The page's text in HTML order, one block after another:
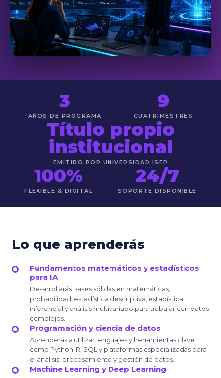
3
AÑOS DE PROGRAMA
9
CUATRIMESTRES
Título propio
institucional
EMITIDO POR UNIVERSIDAD ISEP
100%
FLEXIBLE & DIGITAL
24/7
SOPORTE DISPONIBLE
Lo que aprenderás
Fundamentos matemáticos y estadísticos
para IA
Desarrollarás bases sólidas en matemáticas,
probabilidad, estadística descriptiva, estadística
inferencial y análisis multivariado para trabajar con datos
complejos.
Programación y ciencia de datos
Aprenderás a utilizar lenguajes y herramientas clave
como Python, R, SQL y plataformas especializadas para
el análisis, procesamiento y gestión de datos.
Machine Learning y Deep Learning